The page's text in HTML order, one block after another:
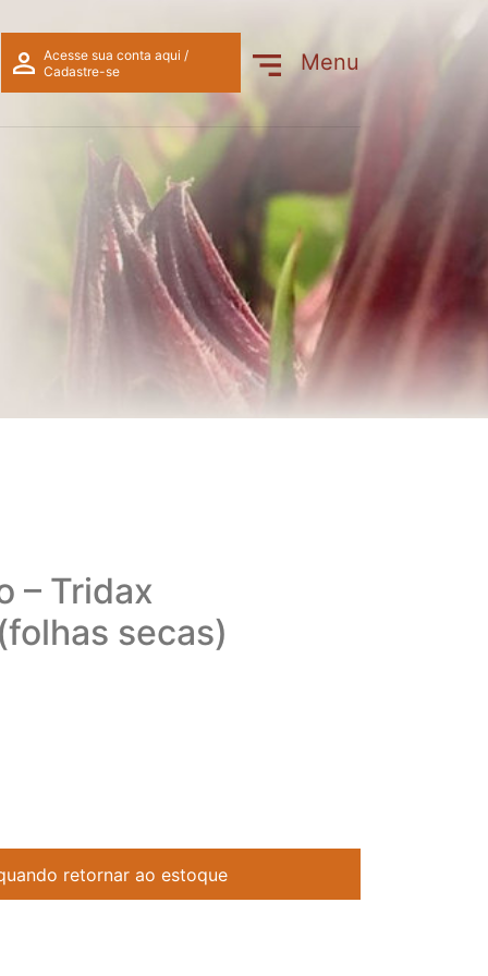
Acesse sua conta aqui /
Cadastre-se
Menu
– Tridax
secas)